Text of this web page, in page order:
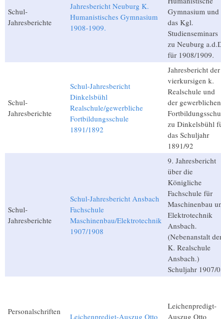
Schul-
Jahresberichte
Jahresbericht Neuburg K.
Humanistisches Gymnasium
1908-1909.
Gymnasium und
das Kgl.
Studienseminars
zu Neuburg
für 1908/1909.
Schul-
Jahresberichte
Schul-Jahresbericht
Dinkelsbühl
Realschule/gewerbliche
Fortbildungsschule
1891/1892
Jahresbericht der
vierkursigen k.
Realschule und
der gewerblichen
zu Dinkelsbühl
das Schuljahr
1891/92
Schul-
Jahresberichte
Schul-Jahresbericht Ansbach
Fachschule
Maschinenbau/Elektrotechnik
1907/1908
9. Jahresbericht
über die
Königliche
Fachschule für
Maschinenbau
Elektrotechnik
Ansbach.
(Nebenanstalt
K. Realschule
Ansbach.)
Schuljahr 1907/
Personalschriften
Leichenpredigt-Auszug Otto
Leichenpredigt-
Auszug Otto